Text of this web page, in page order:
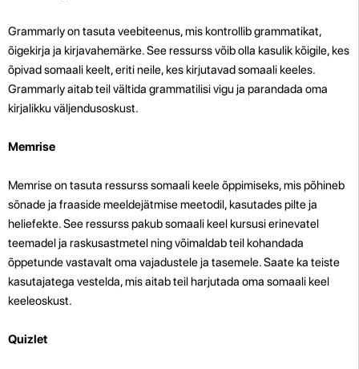
Grammarly on tasuta veebiteenus, mis kontrollib grammatikat,
õigekirja ja kirjavahemärke. See ressurss võib olla kasulik kõigile, kes
õpivad somaali keelt, eriti neile, kes kirjutavad somaali keeles.
Grammarly aitab teil vältida grammatilisi vigu ja parandada oma
kirjalikku väljendusoskust.
Memrise
Memrise on tasuta ressurss somaali keele õppimiseks, mis põhineb
sõnade ja fraaside meeldejätmise meetodil, kasutades pilte ja
heliefekte. See ressurss pakub somaali keel kursusi erinevatel
teemadel ja raskusastmetel ning võimaldab teil kohandada
õppetunde vastavalt oma vajadustele ja tasemele. Saate ka teiste
kasutajatega vestelda, mis aitab teil harjutada oma somaali keel
keeleoskust.
Quizlet